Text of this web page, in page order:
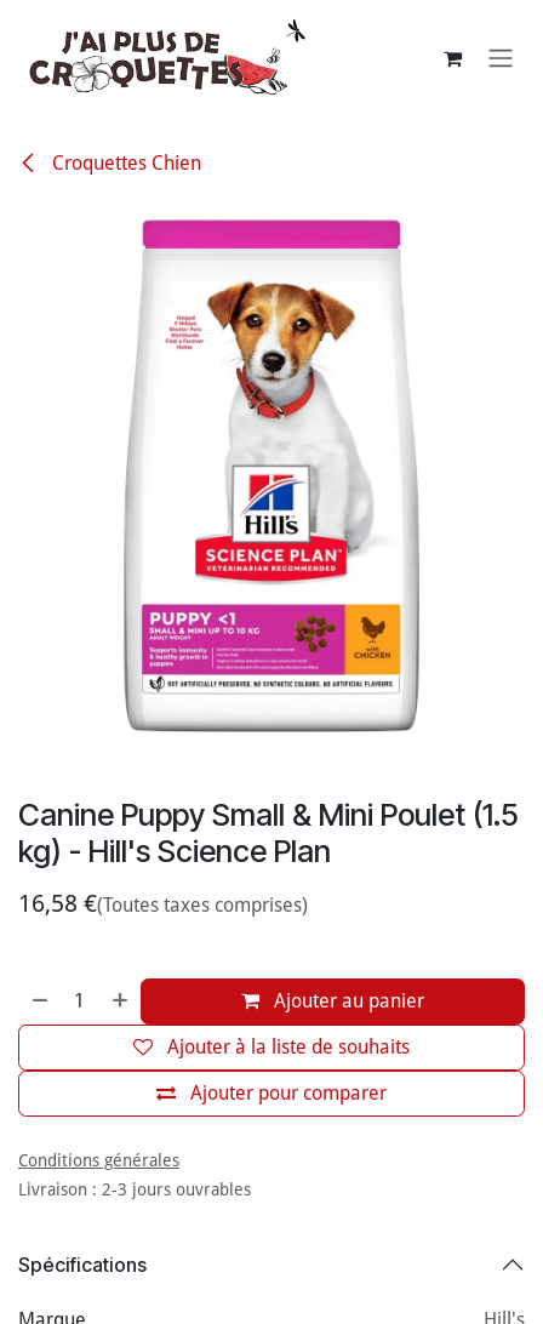
Croquettes Chien
Canine Puppy Small & Mini Poulet (1.5
kg) - Hill's Science Plan
16,58 €(Toutes taxes comprises)
Ajouter au panier
Ajouter pour comparer
Ajouter à la liste de souhaits
Conditions générales
Livraison : 2-3 jours ouvrables
Spécifications